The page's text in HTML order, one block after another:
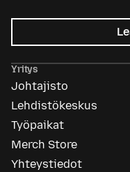
Yritys
Johtajisto
Lehdistökeskus
Työpaikat
Merch Store
Yhteystiedot